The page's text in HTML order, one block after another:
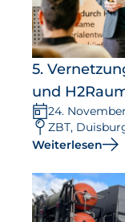
5.
und
24.
ZBT,
Weiterlesen